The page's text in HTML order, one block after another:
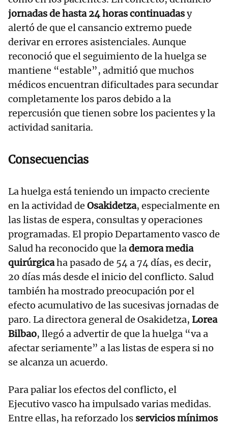
jornadas de hasta 24 horas continuadasy
alertó de que el cansancio extremo puede
derivar en errores asistenciales. Aunque
reconoció que el seguimiento de la huelga se
mantiene “estable”, admitió que muchos
médicos encuentran dificultades para secundar
completamente los paros debido a la
repercusión que tienen sobre los pacientes y la
actividad sanitaria.
Consecuencias
La huelga está teniendo un impacto creciente
en la actividad de Osakidetza, especialmente en
las listas de espera, consultas y operaciones
programadas. El propio Departamento vasco de
Salud ha reconocido que lademora media
quirúrgicaha pasado de 54 a 74 días, es decir,
20 días más desde el inicio del conflicto. Salud
también ha mostrado preocupación por el
efecto acumulativo de las sucesivas jornadas de
paro. La directora general de Osakidetza, Lorea
Bilbao, llegó a advertir de que la huelga “va a
afectar seriamente” a las listas de espera si no
se alcanza un acuerdo.
Para paliar los efectos del conflicto, el
Ejecutivo vasco ha impulsado varias medidas.
Entre ellas, ha reforzado los servicios mínimos